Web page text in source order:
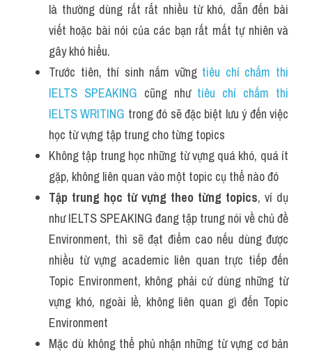
Listening
Speaking
Writing
Reading
Homepage
là thường dùng rất rất nhiều từ khó, dẫn đến bài
viết hoặc bài nói của các bạn rất mất tự nhiên và
gây khó hiểu.
Trước tiên, thí sinh nắm vững tiêu chí chấm thi
IELTS SPEAKING cũng như tiêu chí chấm thi
IELTS WRITING trong đó sẽ đặc biệt lưu ý đến việc
học từ vựng tập trung cho từng topics
Không tập trung học những từ vựng quá khó, quá ít
gặp, không liên quan vào một topic cụ thể nào đó
Tập trung học từ vựng theo từng topics, ví dụ
như IELTS SPEAKING đang tập trung nói về chủ đề
Environment, thì sẽ đạt điểm cao nếu dùng được
nhiều từ vựng academic liên quan trực tiếp đến
Topic Environment, không phải cứ dùng những từ
vựng khó, ngoài lề, không liên quan gì đến Topic
Environment
Mặc dù không thể phủ nhận những từ vựng cơ bản